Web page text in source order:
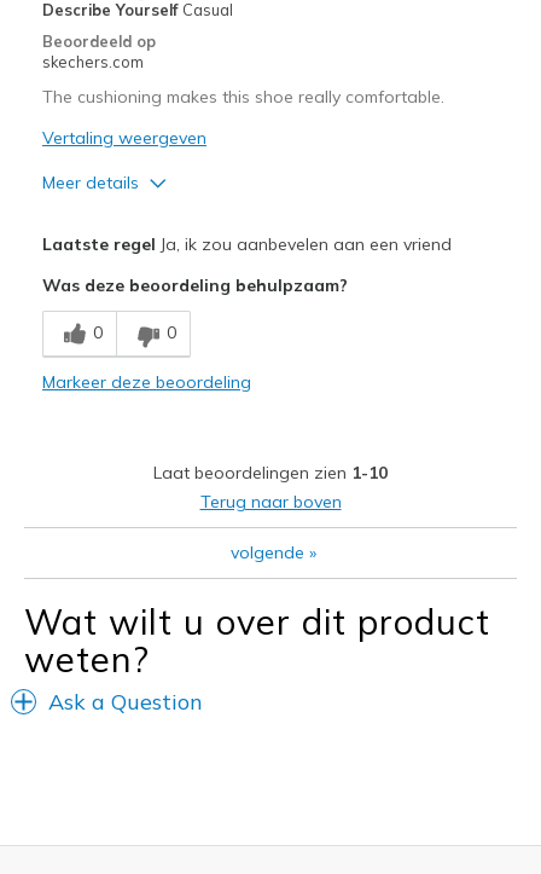
Describe Yourself Casual
Beoordeeld op
skechers.com
The cushioning makes this shoe really comfortable.
Vertaling weergeven
Meer details
Comfortable
Width
Sizing
Feels true to size
Laatste regel Ja, ik zou aanbevelen aan een vriend
Was deze beoordeling behulpzaam?
0 0
Markeer deze beoordeling
Laat beoordelingen zien 1-10
Terug naar boven
volgende »
Wat wilt u over dit product
weten?
Ask a Question